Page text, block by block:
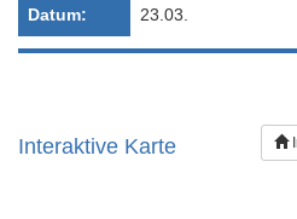
Datum: 23.03.
Interaktive Karte